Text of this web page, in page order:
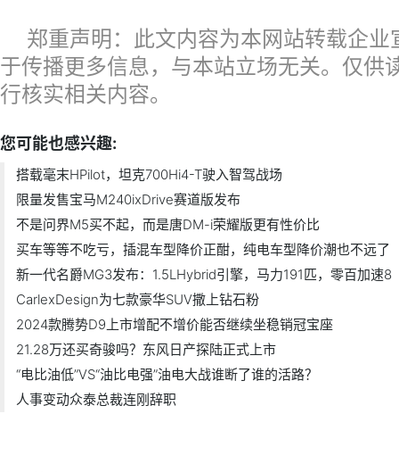
郑重声明：此文内容为本网站转载企业
于传播更多信息，与本站立场无关。仅供
行核实相关内容。
您可能也感兴趣:
搭载毫末HPilot，坦克700Hi4-T驶入智驾战场
限量发售宝马M240ixDrive赛道版发布
不是问界M5买不起，而是唐DM-i荣耀版更有性价比
买车等等不吃亏，插混车型降价正酣，纯电车型降价潮也不远了
新一代名爵MG3发布：1.5LHybrid引擎，马力191匹，零百加速8
CarlexDesign为七款豪华SUV撒上钻石粉
2024款腾势D9上市增配不增价能否继续坐稳销冠宝座
21.28万还买奇骏吗？东风日产探陆正式上市
“电比油低”VS“油比电强”油电大战谁断了谁的活路？
人事变动众泰总裁连刚辞职